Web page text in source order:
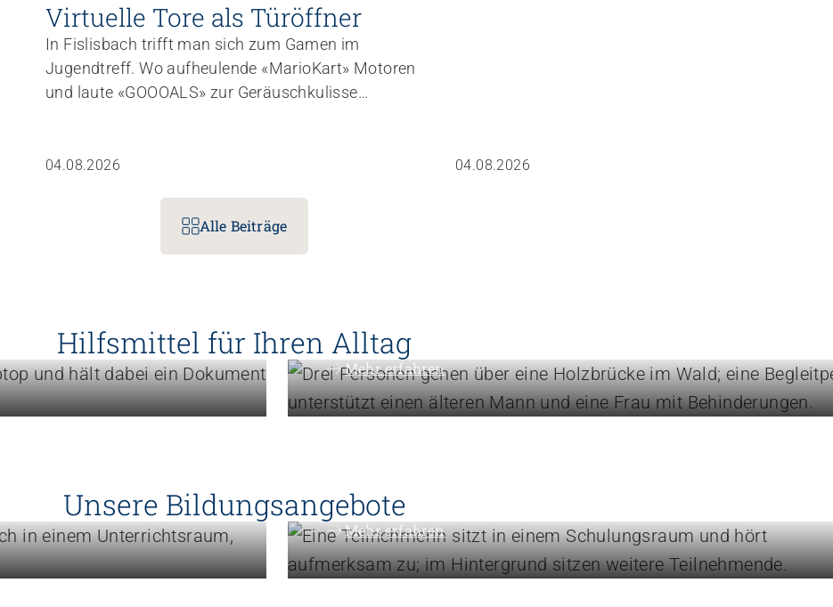
Virtuelle Tore als Türöffner
In Fislisbach trifft man sich zum Gamen im
Jugendtreff. Wo aufheulende «Mario­Kart»­ Motoren
und laute «GOOOALS» zur Geräuschkulisse
Lernmomente.
04.08.2026 04.08.2026
Alle Beiträge
Hilfsmittel für Ihren AlltagKnow-how für die tägliche Begleitung
Mehr erfahren
Unsere BildungsangeboteErweitern Sie Ihre Kompetenzen
Mehr erfahren